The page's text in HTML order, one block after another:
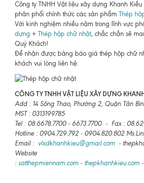
Công ty TNHH Vật liệu xây dựng Khanh
phân phối chính thức các sản phẩm Thép
Với kinh nghiệm nhiều năm trong lĩnh vực
dựng + Thép hộp chữ nhật, chắc chắn sẽ
Quý Khách!
Để nhận được bảng báo giá thép hộp chữ
khách vui lòng liên hệ:
CÔNG TY TNHH VẬT LIỆU XÂY DỰNG
Add : 14 Sông Thao, Phường 2, Quận Tân
MST : 0313199785
Tel : 08.6678.7700 - 6673.7700 - Fax :
Hotline : 0904.729.792 - 0904.820.802
Email : vlxdkhanhkieu@gmail.com -
Website
: satthepmiennam.com - thepkhanhkieu.com -